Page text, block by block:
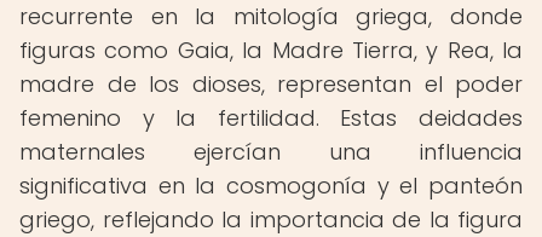
recurrente en la mitología griega, donde
figuras como Gaia, la Madre Tierra, y Rea, la
madre de los dioses, representan el poder
femenino y la fertilidad. Estas deidades
maternales ejercían una influencia
significativa en la cosmogonía y el panteón
griego, reflejando la importancia de la figura